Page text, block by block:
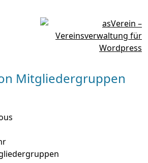
Mitgliedergruppen